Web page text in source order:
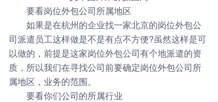
要看岗位外包公司所属地区
如果是在杭州的企业找一家北京的岗位外包公
司派遣员工这样做是不是有点不方便?虽然这样是可
以做的，前提是这家岗位外包公司有个地派遣的资
质，所以我们在寻找公司前要确定岗位外包公司所
属地区，业务的范围。
要看你们公司的所属行业